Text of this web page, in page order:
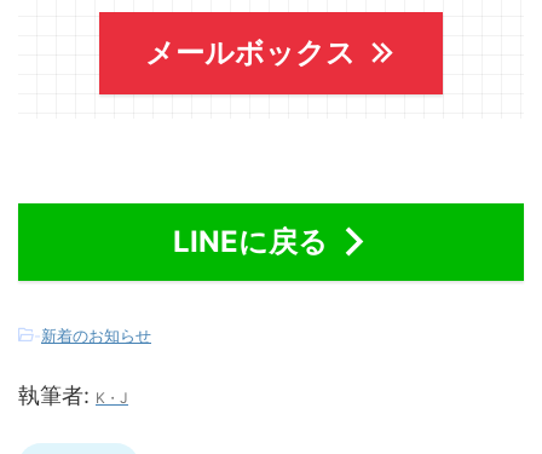
メールボックス
LINEに戻る
-新着のお知らせ
執筆者: K・J